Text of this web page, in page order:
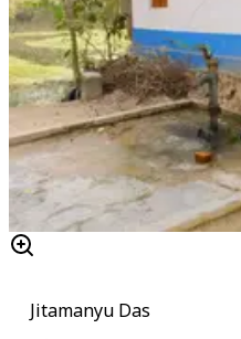
Jitamanyu Das